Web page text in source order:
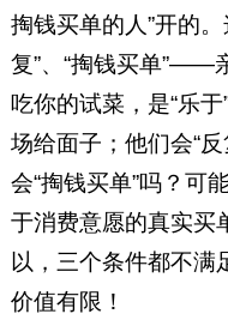
掏钱买单的人”开的
复”、“掏钱买单”——
吃你的试菜，是“乐
场给面子；他们会“
会“掏钱买单”吗？可
于消费意愿的真实买
以，三个条件都不满
价值有限！